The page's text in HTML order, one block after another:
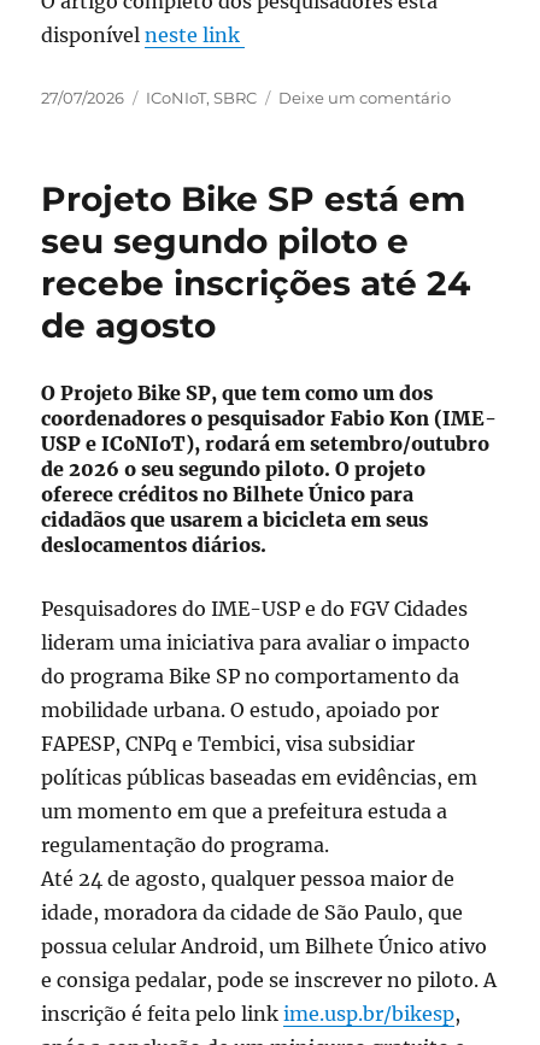
disponívelneste link
Publicado
27/07/2026 Categorias
ICoNIoT,SBRC Deixe um comentárioem
grafos
como
código:
para
sistemas
Projeto Bike SP está em
seu segundo piloto e
recebe inscrições até 24
de agosto
O Projeto Bike SP, que tem como um dos
coordenadores o pesquisador Fabio Kon (IME-
USP e ICoNIoT), rodará em setembro/outubro
de 2026 o seu segundo piloto. O projeto
oferece créditos no Bilhete Único para
cidadãos que usarem a bicicleta em seus
deslocamentos diários.
Pesquisadores do IME-USP e do FGV Cidades
lideram uma iniciativa para avaliar o impacto
do programa Bike SP no comportamento da
mobilidade urbana. O estudo, apoiado por
FAPESP, CNPq e Tembici, visa subsidiar
políticas públicas baseadas em evidências, em
um momento em que a prefeitura estuda a
regulamentação do programa.
Até 24 de agosto, qualquer pessoa maior de
idade, moradora da cidade de São Paulo, que
possua celular Android, um Bilhete Único ativo
e consiga pedalar, pode se inscrever no piloto. A
inscrição é feita pelo linkime.usp.br/bikesp,